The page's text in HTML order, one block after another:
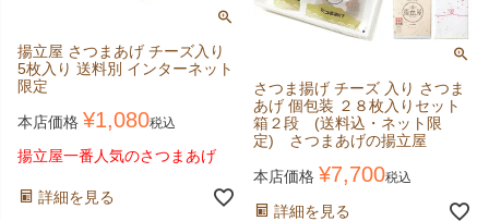
揚立屋 さつまあげ チーズ入り
5枚入り 送料別 インターネット
限定
本店価格 ¥1,080税込
揚立屋一番人気のさつまあげ
詳細を見る
さつま揚げ チーズ 入り さつま
あげ 個包装 ２８枚入りセット
箱２段 (送料込・ネット限
定) さつまあげの揚立屋
本店価格 ¥7,700税込
詳細を見る